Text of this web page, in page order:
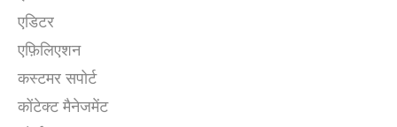
एडिटर
एफ़िलिएशन
कस्टमर सपोर्ट
कोंटेक्ट मैनेजमेंट